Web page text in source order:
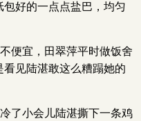
好的一点点盐巴，均匀
便宜，田翠萍平时做饭舍
见陆湛敢这么糟蹋她的
了小会儿陆湛撕下一条鸡